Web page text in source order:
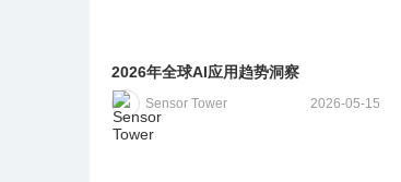
2026年全球AI应用趋势洞察
Sensor Tower 2026-05-15